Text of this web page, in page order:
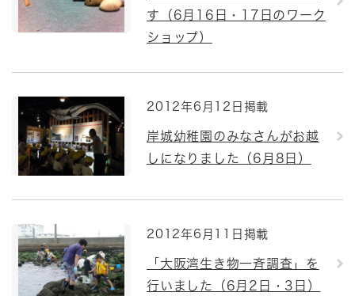
す（6月16日・17日のワーク
ショップ）
2012年6月12日掲載
岸城幼稚園のみなさんがお越
しになりました（6月8日）
2012年6月11日掲載
「大阪湾生き物一斉調査」を
行いました（6月2日・3日）